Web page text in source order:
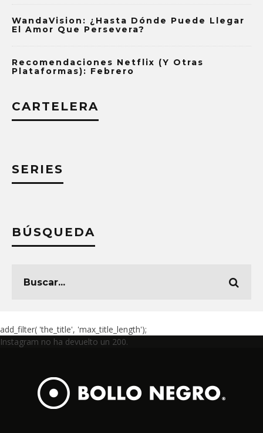
WandaVision: ¿Hasta Dónde Puede Llegar
El Amor Que Persevera?
Recomendaciones Netflix (y Otras
Plataformas): Febrero
CARTELERA
SERIES
BÚSQUEDA
add_filter( 'the_title', 'max_title_length');
Instagram no ha devuelto un 200.